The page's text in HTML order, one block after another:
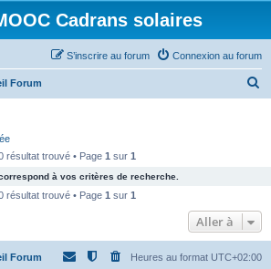
Cadrans solaires
Connexion au forum
S’inscrire au forum
Forum
c
e
résultat trouvé • Page 1 sur 1
à vos critères de recherche.
résultat trouvé • Page 1 sur 1
Aller à
Forum Heures au format UTC+02:00